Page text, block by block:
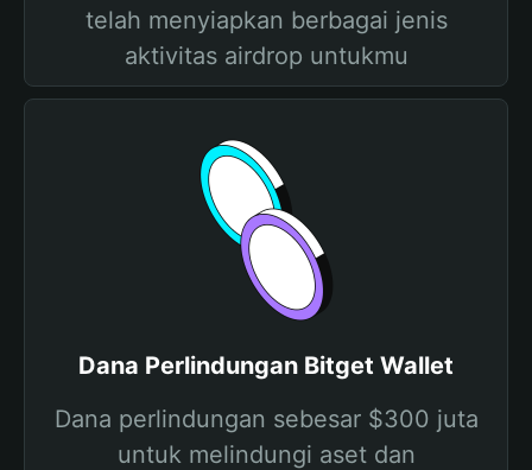
telah menyiapkan berbagai jenis
aktivitas airdrop untukmu
Dana Perlindungan Bitget Wallet
Dana perlindungan sebesar $300 juta
untuk melindungi aset dan